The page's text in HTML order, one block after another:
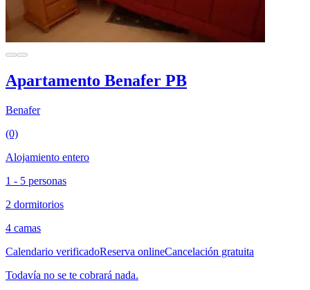
Apartamento Benafer PB
Benafer
(0)
Alojamiento entero
1 - 5 personas
2 dormitorios
4 camas
Calendario verificadoReserva onlineCancelación gratuita
Todavía no se te cobrará nada.